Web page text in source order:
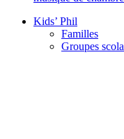
Kids’ Phil
Familles
Groupes